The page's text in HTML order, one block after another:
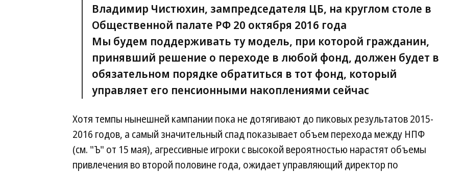
Владимир Чистюхин, зампредседателя ЦБ, на круглом столе в
Общественной палате РФ 20 октября 2016 года
Мы будем поддерживать ту модель, при которой гражданин,
принявший решение о переходе в любой фонд, должен будет в
обязательном порядке обратиться в тот фонд, который
управляет его пенсионными накоплениями сейчас
Хотя темпы нынешней кампании пока не дотягивают до пиковых результатов 2015-
2016 годов, а самый значительный спад показывает объем перехода между НПФ
(см. "Ъ" от 15 мая), агрессивные игроки с высокой вероятностью нарастят объемы
привлечения во второй половине года, ожидает управляющий директор по